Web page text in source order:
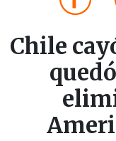
Chile